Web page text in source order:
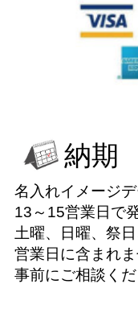
納期
名入れイメージデ
13～15営業日で
土曜、日曜、祭
営業日に含まれ
事前にご相談くだ